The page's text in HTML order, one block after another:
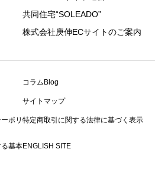
共同住宅“SOLEADO”
株式会社庚伸ECサイトのご案内
コラムBlog
サイトマップ
ポリ 特定商取引に関する法律に基づく表示
基本ENGLISH SITE